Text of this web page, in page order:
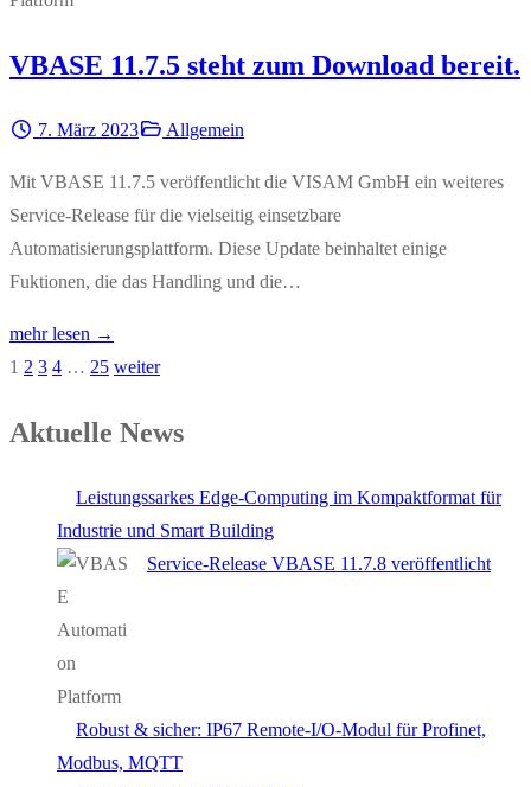
VBASE 11.7.5 steht zum Download bereit.
7. März 2023 Allgemein
Mit VBASE 11.7.5 veröffentlicht die VISAM GmbH ein weiteres
Service-Release für die vielseitig einsetzbare
Automatisierungsplattform. Diese Update beinhaltet einige
Fuktionen, die das Handling und die…
mehr lesen →
1 2 3 4 … 25 weiter
Aktuelle News
Leistungssarkes Edge-Computing im Kompaktformat für
Industrie und Smart Building
Service-Release VBASE 11.7.8 veröffentlicht
Robust & sicher: IP67 Remote-I/O-Modul für Profinet,
Modbus, MQTT